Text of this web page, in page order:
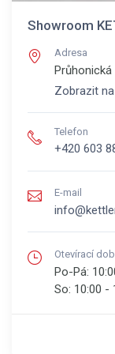
Showroom
Adresa
Průhonická
Zobrazit
Telefon
+420 603
E-mail
Otevírací
Po-Pá:
So: 10:00 -